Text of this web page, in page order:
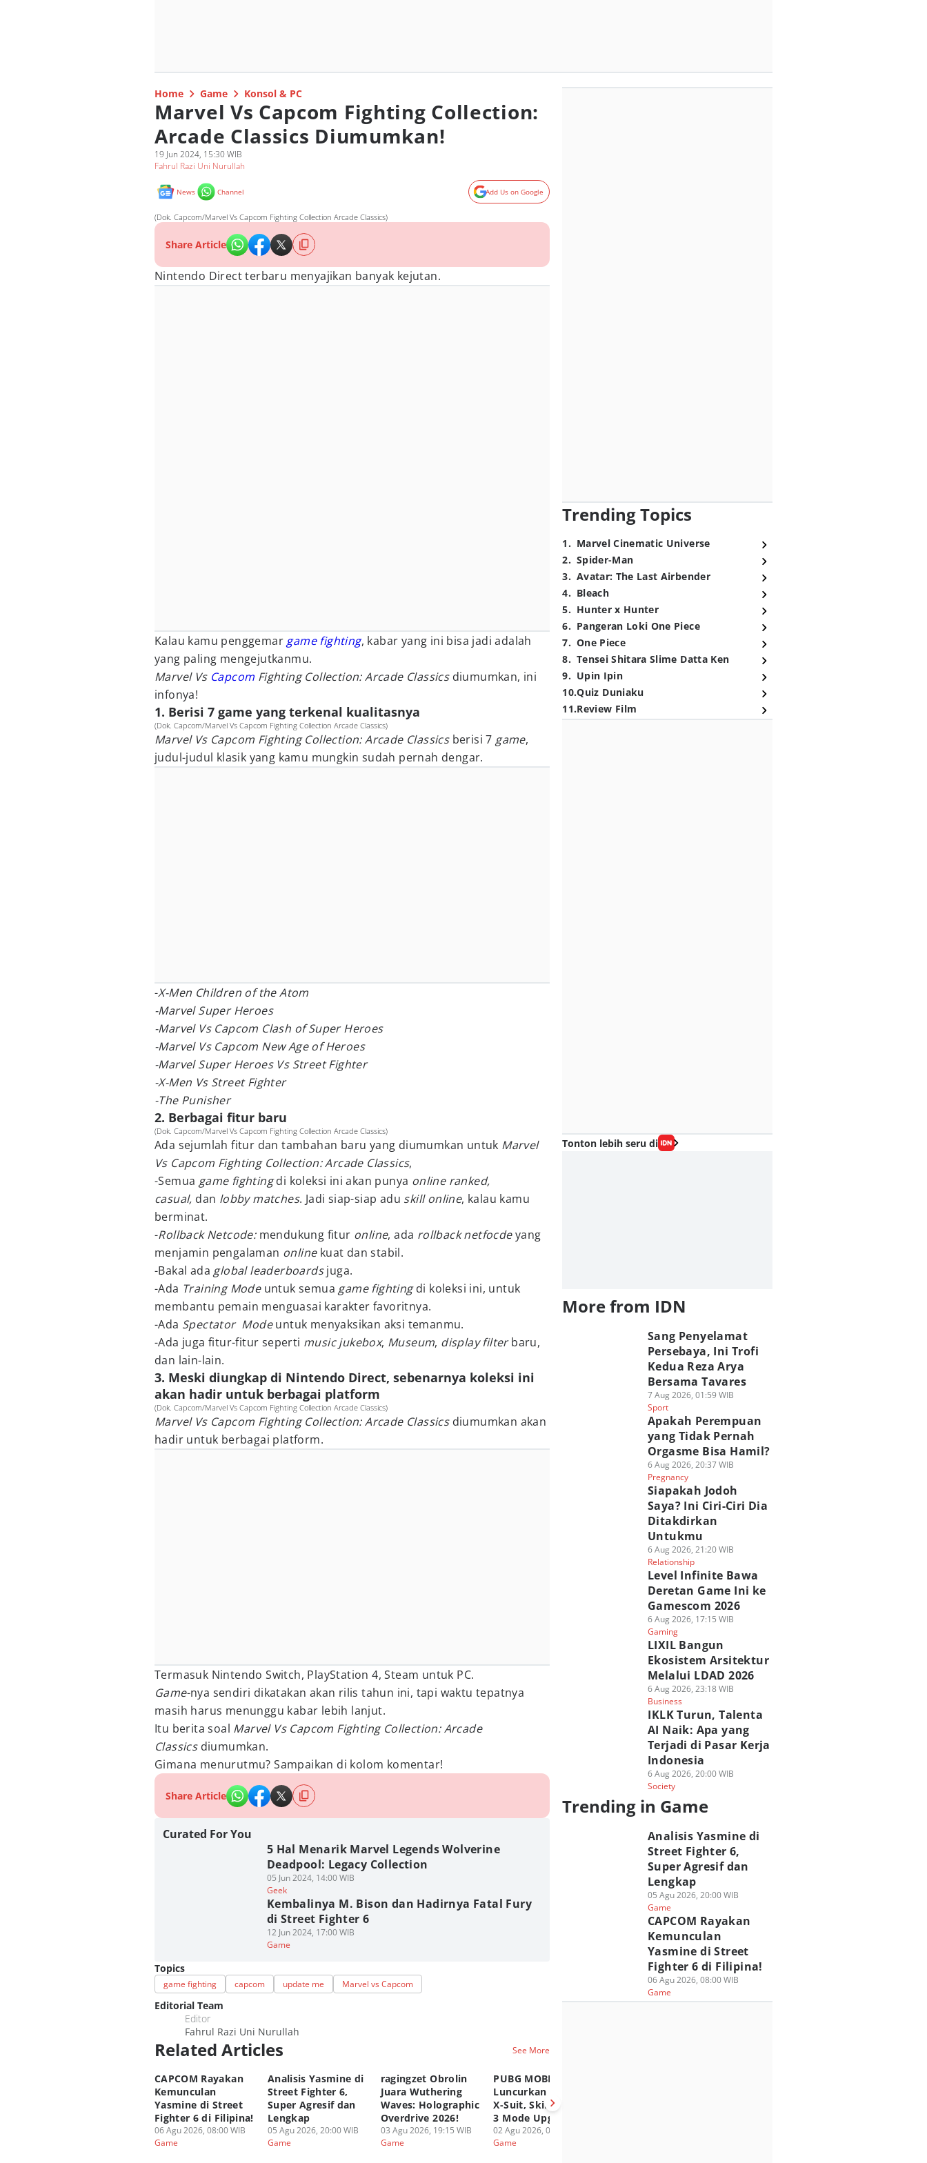
Home Game Konsol & PC
Marvel Vs Capcom Fighting Collection:
Arcade Classics Diumumkan!
19 Jun 2024, 15:30 WIB
Fahrul Razi Uni Nurullah
News Channel Add Us on Google
(Dok. Capcom/Marvel Vs Capcom Fighting Collection Arcade Classics)
Share Article
Nintendo Direct terbaru menyajikan banyak kejutan.
Kalau kamu penggemar game fighting, kabar yang ini bisa jadi adalah
yang paling mengejutkanmu.
Marvel Vs Capcom Fighting Collection: Arcade Classics diumumkan, ini
infonya!
1. Berisi 7 game yang terkenal kualitasnya
(Dok. Capcom/Marvel Vs Capcom Fighting Collection Arcade Classics)
Marvel Vs Capcom Fighting Collection: Arcade Classicsberisi 7 game,
judul-judul klasik yang kamu mungkin sudah pernah dengar.
-X-Men Children of the Atom
-Marvel Super Heroes
-Marvel Vs Capcom Clash of Super Heroes
-Marvel Vs Capcom New Age of Heroes
-Marvel Super Heroes Vs Street Fighter
-X-Men Vs Street Fighter
-The Punisher
2. Berbagai fitur baru
(Dok. Capcom/Marvel Vs Capcom Fighting Collection Arcade Classics)
Ada sejumlah fitur dan tambahan baru yang diumumkan untuk Marvel
Vs Capcom Fighting Collection: Arcade Classics,
-Semua game fightingdi koleksi ini akan punya online ranked,
casual, dan lobby matches. Jadi siap-siap adu skill online, kalau kamu
berminat.
-Rollback Netcode: mendukung fitur online, ada rollback netfocdeyang
menjamin pengalaman online kuat dan stabil.
-Bakal ada global leaderboardsjuga.
-Ada Training Mode untuk semua game fightingdi koleksi ini, untuk
membantu pemain menguasai karakter favoritnya.
-Ada Spectator Modeuntuk menyaksikan aksi temanmu.
-Ada juga fitur-fitur seperti music jukebox, Museum, display filterbaru,
dan lain-lain.
3. Meski diungkap di Nintendo Direct, sebenarnya koleksi ini
akan hadir untuk berbagai platform
(Dok. Capcom/Marvel Vs Capcom Fighting Collection Arcade Classics)
Marvel Vs Capcom Fighting Collection: Arcade Classics diumumkan akan
hadir untuk berbagai platform.
Termasuk Nintendo Switch, PlayStation 4, Steam untuk PC.
Game-nya sendiri dikatakan akan rilis tahun ini, tapi waktu tepatnya
masih harus menunggu kabar lebih lanjut.
Itu berita soal Marvel Vs Capcom Fighting Collection: Arcade
Classics diumumkan.
Gimana menurutmu? Sampaikan di kolom komentar!
Share Article
Curated For You
5 Hal Menarik Marvel Legends Wolverine
Deadpool: Legacy Collection
05 Jun 2024, 14:00 WIB
Geek
Kembalinya M. Bison dan Hadirnya Fatal Fury
di Street Fighter 6
12 Jun 2024, 17:00 WIB
Game
Topics
game fighting capcom update me Marvel vs Capcom
Editorial Team
Editor
Fahrul Razi Uni Nurullah
Related Articles See More
CAPCOM Rayakan
Kemunculan
Yasmine di Street
Fighter 6 di Filipina!
06 Agu 2026, 08:00 WIB
Game
Analisis Yasmine di
Street Fighter 6,
Super Agresif dan
Lengkap
05 Agu 2026, 20:00 WIB
Game
ragingzet Obrolin
Juara Wuthering
Waves: Holographic
Overdrive 2026!
03 Agu 2026, 19:15 WIB
Game
PUBG MOBILE
Luncurkan Druvaen
X-Suit, Skin Dengan
3 Mode Upgradable!
02 Agu 2026, 05:00 WIB
Game
Trending Topics
1. Marvel Cinematic Universe
2. Spider-Man
3. Avatar: The Last Airbender
4. Bleach
5. Hunter x Hunter
6. Pangeran Loki One Piece
7. One Piece
8. Tensei Shitara Slime Datta Ken
9. Upin Ipin
10.Quiz Duniaku
11.Review Film
Tonton lebih seru di
More from IDN
Sang Penyelamat
Persebaya, Ini Trofi
Kedua Reza Arya
Bersama Tavares
7 Aug 2026, 01:59 WIB
Sport
Apakah Perempuan
yang Tidak Pernah
Orgasme Bisa Hamil?
6 Aug 2026, 20:37 WIB
Pregnancy
Siapakah Jodoh
Saya? Ini Ciri-Ciri Dia
Ditakdirkan
Untukmu
6 Aug 2026, 21:20 WIB
Relationship
Level Infinite Bawa
Deretan Game Ini ke
Gamescom 2026
6 Aug 2026, 17:15 WIB
Gaming
LIXIL Bangun
Ekosistem Arsitektur
Melalui LDAD 2026
6 Aug 2026, 23:18 WIB
Business
IKLK Turun, Talenta
AI Naik: Apa yang
Terjadi di Pasar Kerja
Indonesia
6 Aug 2026, 20:00 WIB
Society
Trending in Game
Analisis Yasmine di
Street Fighter 6,
Super Agresif dan
Lengkap
05 Agu 2026, 20:00 WIB
Game
CAPCOM Rayakan
Kemunculan
Yasmine di Street
Fighter 6 di Filipina!
06 Agu 2026, 08:00 WIB
Game